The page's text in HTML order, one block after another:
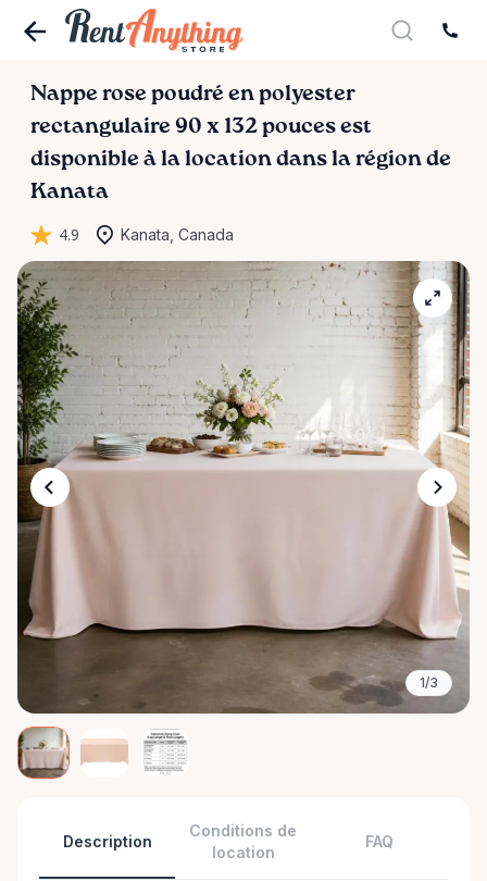
Nappe rose poudré en polyester
rectangulaire 90 x 132 pouces est
disponible à la location dans la région de
Kanata
4.9 Kanata, Canada
1/3
Description
Conditions de
location
FAQ